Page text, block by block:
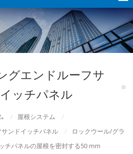
グエンドルーフサ
ッチパネル
/ 屋根システム
/
ンドイッチパネル
/
ロックウール/グラ
チパネルの屋根を密封する50 mm